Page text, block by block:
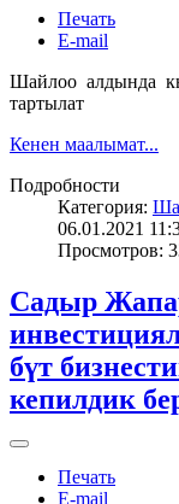
Печать
E-mail
Шайлоо алдында
тартылат
Кенен маалымат...
Подробности
Категория:
06.01.2021
Просмотров:
Садыр
бүт
кепилдик
Печать
E-mail